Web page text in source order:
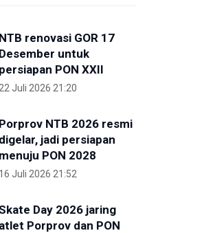
NTB renovasi GOR 17
Desember untuk
persiapan PON XXII
22 Juli 2026 21:20
Porprov NTB 2026 resmi
digelar, jadi persiapan
menuju PON 2028
16 Juli 2026 21:52
Day 2026 jaring
atlet Porprov dan PON